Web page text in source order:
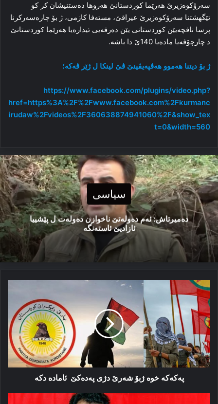
سه‌رۆکوه‌زیرێ هه‌رێما کوردستانێ هه‌روها ده‌ستنیشان کر کو
تێگهشتنا سه‌رۆکوه‌زیرێ عیراقێ، مسته‌فا کازمی، ژ بۆ چاره‌سه‌رکرنا
پرسا ناڤچه‌یێن کوردستانی یێن ده‌رڤه‌یی ئیداره‌یا هه‌رێما کوردستانێ
د چارچۆڤه‌یا ماده‌یا 140ێ دا‌ باشه‌.
ژ بۆ دیتنا ھەموو ھەڤپەیڤینێ ڤێ لینكا ل ژێر ڤەكە؛
https://www.facebook.com/plugins/video.php?
href=https%3A%2F%2Fwww.facebook.com%2Fkurmanc
irudaw%2Fvideos%2F360638874941060%2F&show_tex
t=0&width=560
سیاسی
دەمیرتاش: ئەم دەولەتێ ناخوازن دەولەت ل پێشییا
ئازادیێ ئاستەنگە
پەکەکە
خوه‌
ژبۆ
شه‌رێ
دژی
پەدەکێ
ئاماده‌
دکه‌
پەکەکە خوه‌ ژبۆ شه‌رێ دژی پەدەکێ ‌ ئاماده‌ دکه‌
ھەولێر